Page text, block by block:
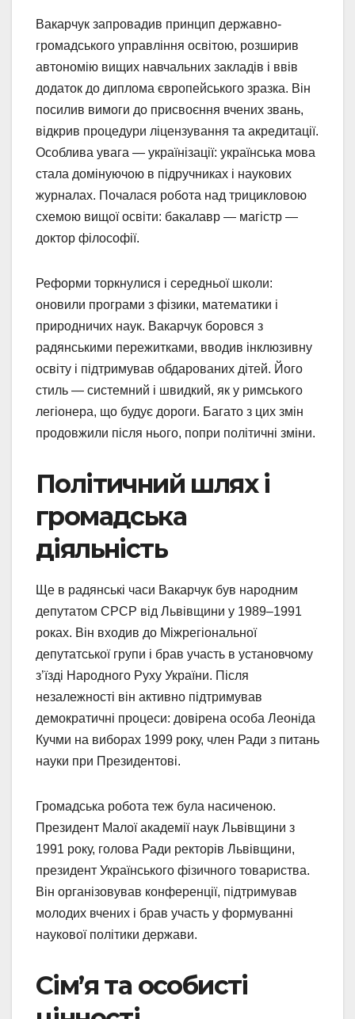
Вакарчук запровадив принцип державно-
громадського управління освітою, розширив
автономію вищих навчальних закладів і ввів
додаток до диплома європейського зразка. Він
посилив вимоги до присвоєння вчених звань,
відкрив процедури ліцензування та акредитації.
Особлива увага — українізації: українська мова
стала домінуючою в підручниках і наукових
журналах. Почалася робота над трицикловою
схемою вищої освіти: бакалавр — магістр —
доктор філософії.
Реформи торкнулися і середньої школи:
оновили програми з фізики, математики і
природничих наук. Вакарчук боровся з
радянськими пережитками, вводив інклюзивну
освіту і підтримував обдарованих дітей. Його
стиль — системний і швидкий, як у римського
легіонера, що будує дороги. Багато з цих змін
продовжили після нього, попри політичні зміни.
Політичний шлях і
громадська
діяльність
Ще в радянські часи Вакарчук був народним
депутатом СРСР від Львівщини у 1989–1991
роках. Він входив до Міжрегіональної
депутатської групи і брав участь в установчому
з’їзді Народного Руху України. Після
незалежності він активно підтримував
демократичні процеси: довірена особа Леоніда
Кучми на виборах 1999 року, член Ради з питань
науки при Президентові.
Громадська робота теж була насиченою.
Президент Малої академії наук Львівщини з
1991 року, голова Ради ректорів Львівщини,
президент Українського фізичного товариства.
Він організовував конференції, підтримував
молодих вчених і брав участь у формуванні
наукової політики держави.
Сім’я та особисті